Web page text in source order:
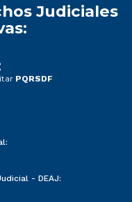
Judiciales
PQRSDF
- DEAJ: